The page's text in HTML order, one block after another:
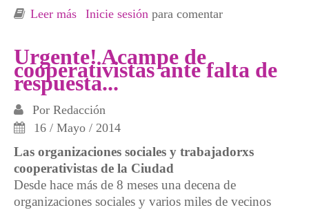
Leer más sobre Crónica desde Córdoba capital,
transgénicos y los monocultivos
Inicie sesión para comentar
Urgente! Acampe de
cooperativistas ante falta de
respuesta...
Por Redacción
16 / Mayo / 2014
Las organizaciones sociales y trabajadorxs
cooperativistas de la Ciudad
Desde hace más de 8 meses una decena de
organizaciones sociales y varios miles de vecinos